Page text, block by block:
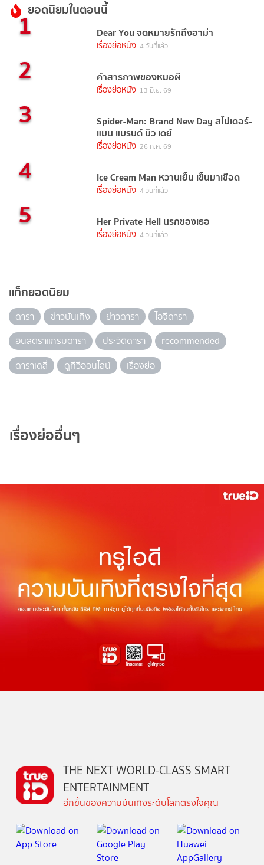
ยอดนิยมในตอนนี้
1 Dear You จดหมายรักถึงอาม่า
เรื่องย่อหนัง 4 วันที่แล้ว
2 คำสารภาพของหมอผี
เรื่องย่อหนัง 13 มิ.ย. 69
3 Spider-Man: Brand New Day สไปเดอร์-
แมน แบรนด์ นิว เดย์
เรื่องย่อหนัง 26 ก.ค. 69
4 Ice Cream Man หวานเย็น เข็นมาเชือด
เรื่องย่อหนัง 4 วันที่แล้ว
5 Her Private Hell นรกของเธอ
เรื่องย่อหนัง 4 วันที่แล้ว
แท็กยอดนิยม
ดารา ข่าวบันเทิง ข่าวดารา
ไอจีดารา
อินสตราแกรมดารา
ประวัติดารา
recommended
ดาราเดลี่
ดูทีวีออนไลน์ เรื่องย่อ
เรื่องย่ออื่นๆ
THE NEXT WORLD-CLASS SMART
ENTERTAINMENT
อีกขั้นของความบันเทิงระดับโลกตรงใจคุณ